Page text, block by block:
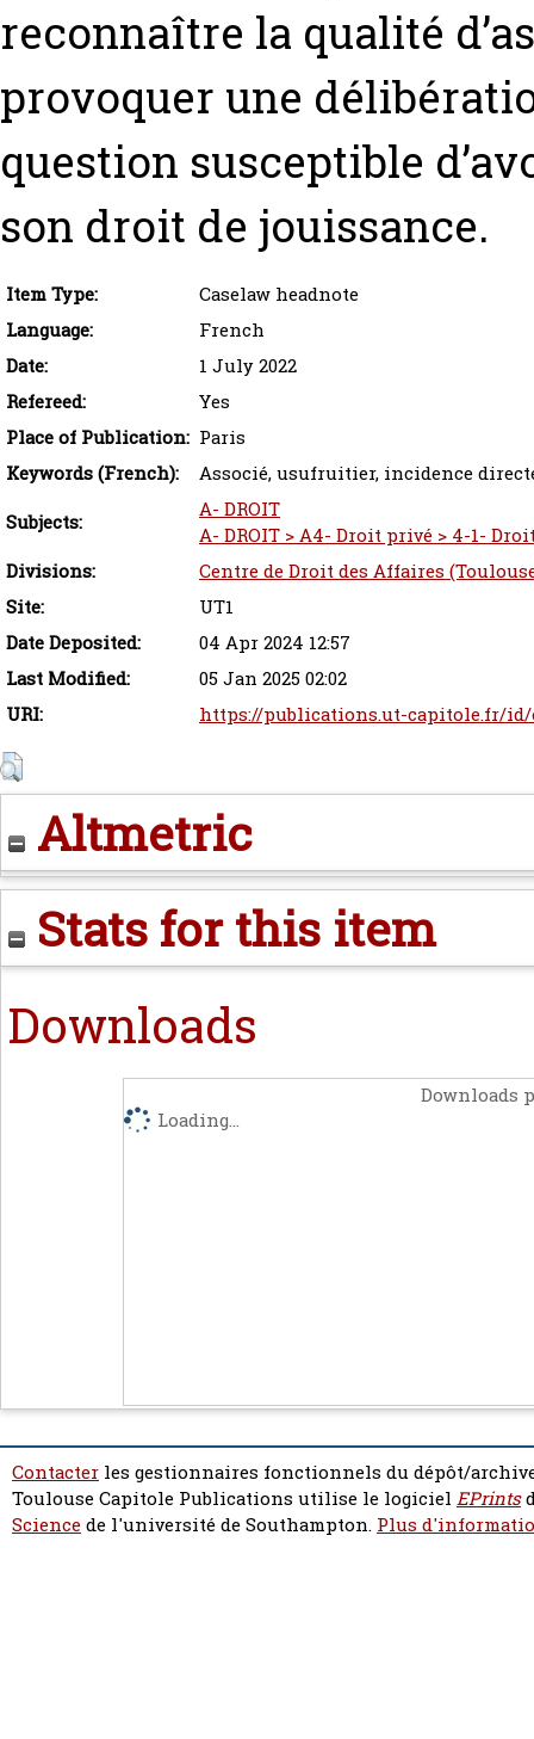
reconnaître la qualité
provoquer une
question susceptible
son droit de jouissance.
Item Type:
Caselaw headnote
Language:
French
Date:
1 July 2022
Refereed:
Yes
Place of Publication: Paris
Keywords (French):
Associé, usufruitier, incidence
Subjects:
A- DROIT
A- DROIT > A4- Droit privé > 4-1-
Divisions:
Centre de Droit des Affaires
Site:
UT1
Date Deposited:
04 Apr 2024 12:57
Last Modified:
05 Jan 2025 02:02
URI:
https://publications.ut-capitole.fr/
Altmetric
Stats for this item
Downloads
Downloads
Loading...
Contacter les gestionnaires fonctionnels du dépôt/
Toulouse Capitole Publications utilise le logiciel EPrints
Sciencede l'université de Southampton. Plus